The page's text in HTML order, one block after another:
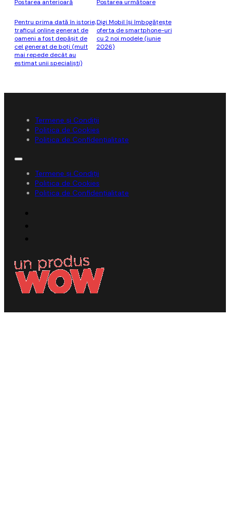
Postarea anterioară
Pentru prima dată în istorie,
traficul online generat de
oameni a fost depăşit de
cel generat de boţi (mult
mai repede decât au
estimat unii specialişti)
Postarea următoare
Digi Mobil îşi îmbogăţeşte
oferta de smartphone-uri
cu 2 noi modele (iunie
2026)
Termene și Condiții
Politica de Cookies
Politica de Confidențialitate
Termene și Condiții
Politica de Cookies
Politica de Confidențialitate